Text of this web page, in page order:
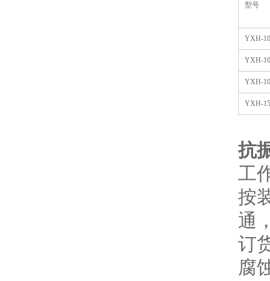
型号
YXH-
YXH-
YXH-
YXH-
抗
工
按
通
订
腐